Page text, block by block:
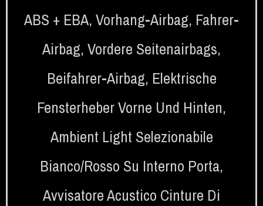
ABS + EBA, Vorhang-Airbag, Fahrer-
Airbag, Vordere Seitenairbags,
Beifahrer-Airbag, Elektrische
Fensterheber Vorne Und Hinten,
Ambient Light Selezionabile
Bianco/rosso Su Interno Porta,
Avvisatore Acustico Cinture Di